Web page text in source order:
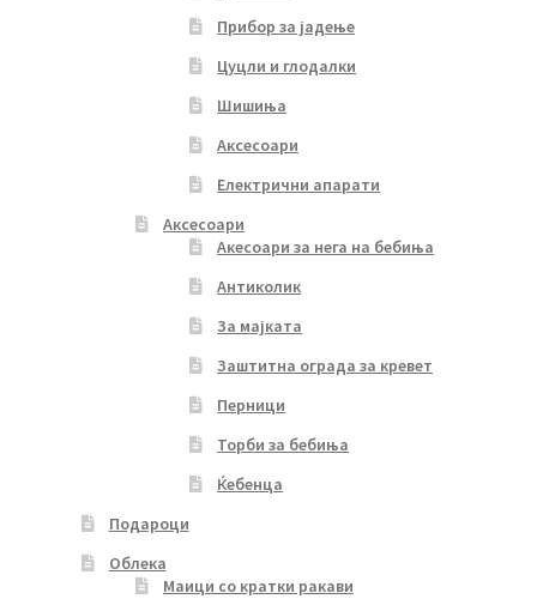
Прибор за јадење
Цуцли и глодалки
Шишиња
Аксесоари
Електрични апарати
Аксесоари
Акесоари за нега на бебиња
Антиколик
За мајката
Заштитна ограда за кревет
Перници
Торби за бебиња
Ќебенца
Подароци
Облека
Маици со кратки ракави